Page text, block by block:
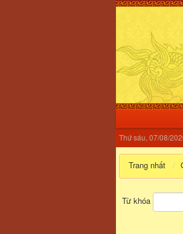
Thứ sáu, 07/08/
Trang nhất
Từ khóa